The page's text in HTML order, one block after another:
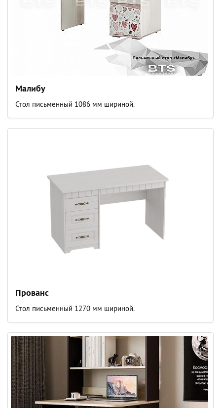
Малибу
Стол письменный 1086 мм шириной.
Прованс
Стол письменный 1270 мм шириной.